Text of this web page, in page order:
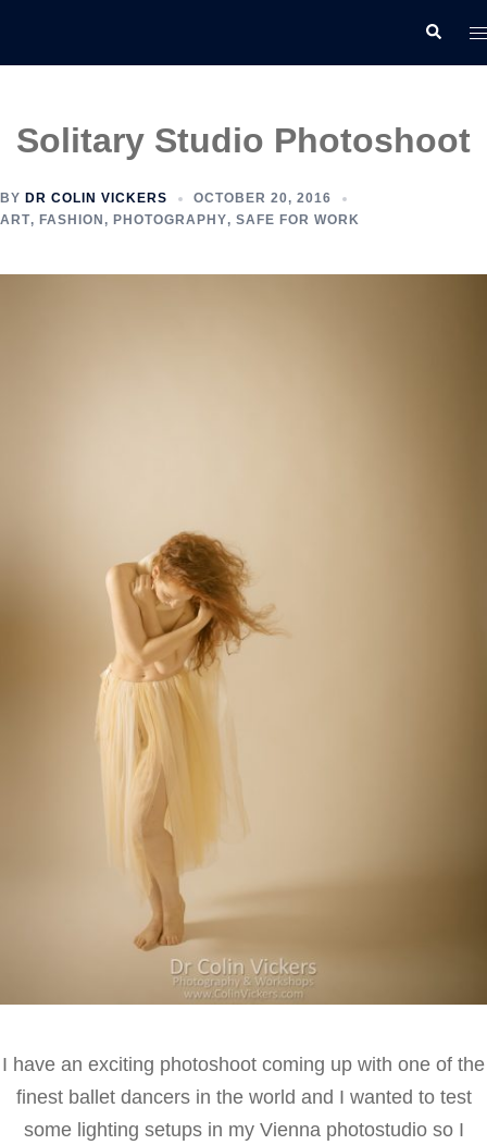
Search
Solitary Studio Photoshoot
BY DR COLIN VICKERS
OCTOBER 20, 2016
ART, FASHION , PHOTOGRAPHY, SAFE FOR WORK
I have an exciting photoshoot coming up with one of the
finest ballet dancers in the world and I wanted to test
some lighting setups in my Vienna photostudio so I